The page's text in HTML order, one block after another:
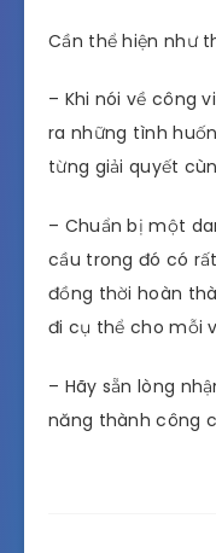
Cần thể hiện như
– Khi nói về công
từng giải quyết